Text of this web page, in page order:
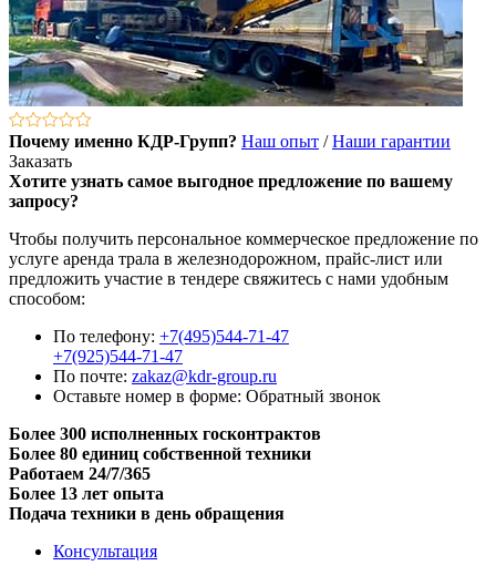
Почему именно КДР-Групп? Наш опыт /Наши гарантии
Заказать
Хотите узнать самое выгодное предложение по вашему
запросу?
Чтобы получить персональное коммерческое предложение по
услуге аренда трала в железнодорожном, прайс-лист или
предложить участие в тендере свяжитесь с нами удобным
способом:
По телефону: +7(495)544-71-47
+7(925)544-71-47
По почте: zakaz@kdr-group.ru
Оставьте номер в форме: Обратный звонок
Более 300 исполненных госконтрактов
Более 80 единиц собственной техники
Работаем 24/7/365
Более 13 лет опыта
Подача техники в день обращения
Консультация